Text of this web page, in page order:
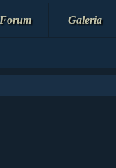
Forum Galeria